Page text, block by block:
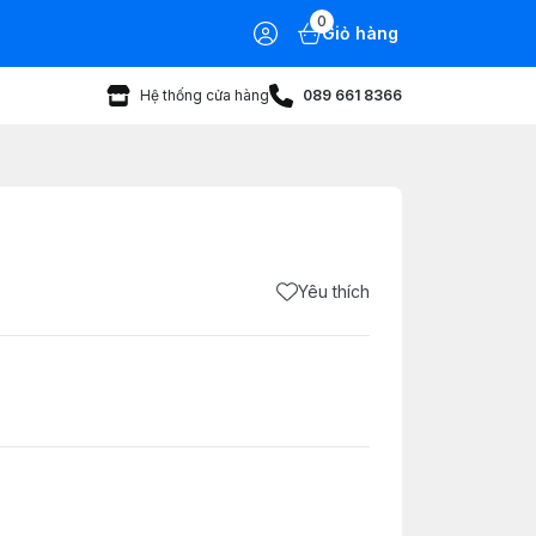
0
Giỏ hàng
Hệ thống cửa hàng 089 661 8366
Yêu thích